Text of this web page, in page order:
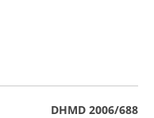
DHMD 2006/688